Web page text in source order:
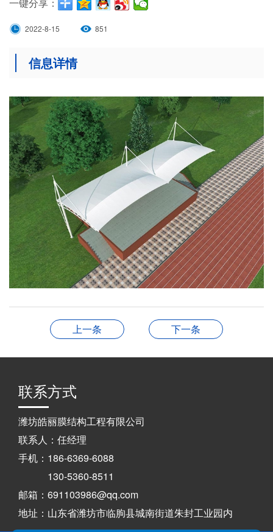
2022-8-15 851
信息详情
上一条 下一条
联系方式
潍坊皓丽膜结构工程有限公司
联系人：任经理
手机：186-6369-6088
130-5360-8511
邮箱：691103986@qq.com
地址：山东省潍坊市临朐县城南街道朱封工业园内